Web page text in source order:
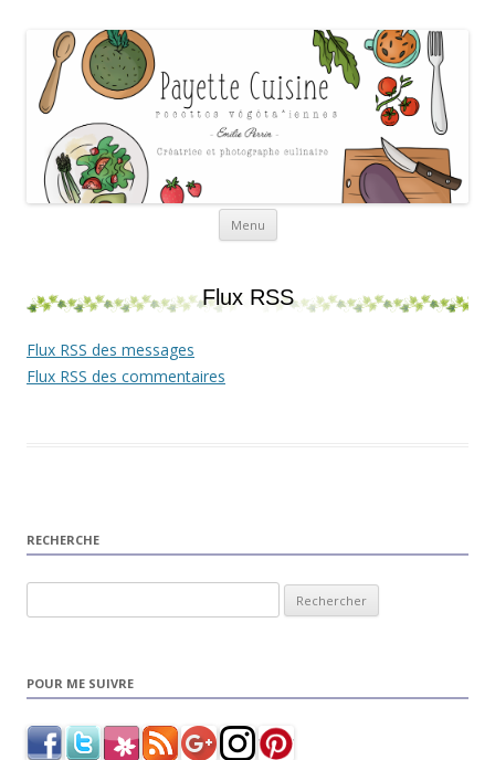
Payette cuisine
Menu Aller au contenu
Flux RSS
Flux RSS des messages
Flux RSS des commentaires
RECHERCHE
POUR ME SUIVRE